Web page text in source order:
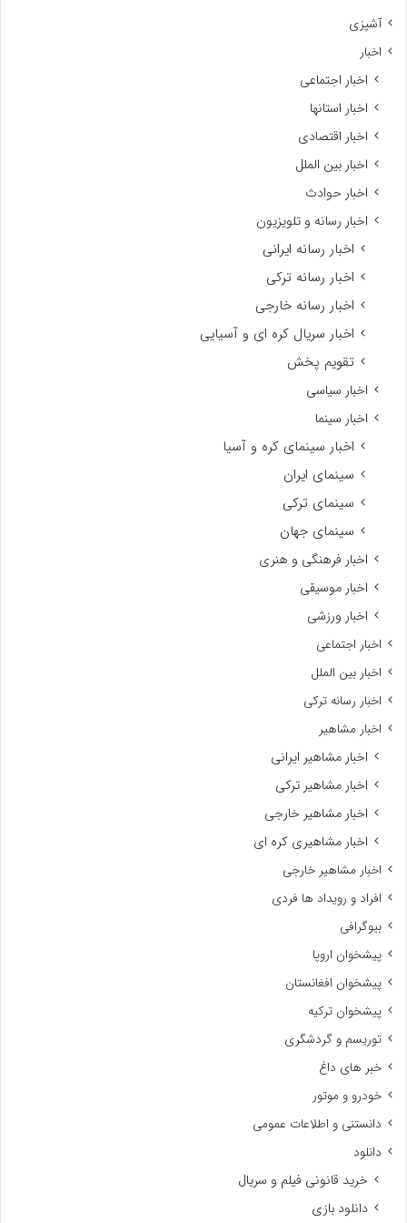
آشپزی
اخبار
اخبار اجتماعی
اخبار استانها
اخبار اقتصادی
اخبار بین الملل
اخبار حوادث
اخبار رسانه و تلویزیون
اخبار رسانه ایرانی
اخبار رسانه ترکی
اخبار رسانه خارجی
اخبار سریال کره ای و آسیایی
تقویم پخش
اخبار سیاسی
اخبار سینما
اخبار سینمای کره و آسیا
سینمای ایران
سینمای ترکی
سینمای جهان
اخبار فرهنگی و هنری
اخبار موسیقی
اخبار ورزشی
اخبار اجتماعی
اخبار بین الملل
اخبار رسانه ترکی
اخبار مشاهیر
اخبار مشاهیر ایرانی
اخبار مشاهیر ترکی
اخبار مشاهیر خارجی
اخبار مشاهیری کره ای
اخبار مشاهیر خارجی
افراد و رویداد ها فردی
بیوگرافی
پیشخوان اروپا
پیشخوان افغانستان
پیشخوان ترکیه
توریسم و گردشگری
خبر های داغ
خودرو و موتور
دانستنی و اطلاعات عمومی
دانلود
خرید قانونی فیلم و سریال
دانلود بازی